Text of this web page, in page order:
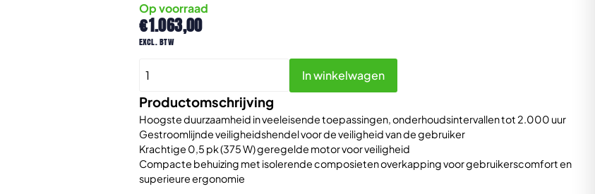
€1.063,00
excl. btw
Op voorraad
Productomschrijving
Hoogste duurzaamheid in veeleisende toepassingen, onderhoudsintervallen tot 2.000 uur
Gestroomlijnde veiligheidshendel voor de veiligheid van de gebruiker
Krachtige 0,5 pk (375 W) geregelde motor voor veiligheid
Compacte behuizing met isolerende composieten overkapping voor gebruikerscomfort en
superieure ergonomie
20AC
CNOMO
Pneumatische
haakse
stiftslijper
industrieel
aantal
In winkelwagen